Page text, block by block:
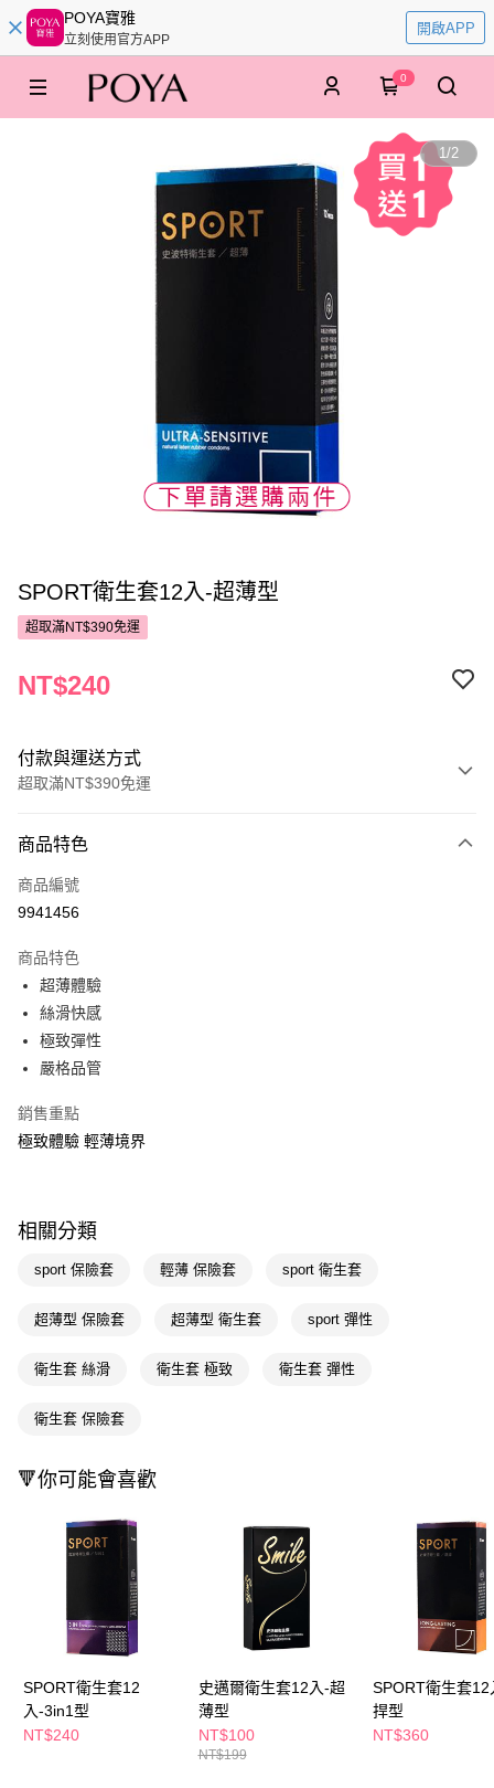
POYA寶雅
立刻使用官方APP
開啟APP
0
1/2
SPORT衛生套12入-超薄型
超取滿NT$390免運
NT$240
付款與運送方式
超取滿NT$390免運
POYA支付
信用卡一次付款
LINE Pay
Apple Pay
街口支付
悠遊付
Google Pay
【關於「AFTEE先享後付」】
便利好安心！
２．便利：只要手機號碼，簡訊認證，即可結帳。
【「AFTEE先享後付」結帳流程】
結帳頁面，進行簡訊認證並確認金額後，即可完成結帳。
ATM／網路銀行／等多元方式進行付款，方視為交易完成。
後付繳納相關費用。
※ 交易是否成功請以「AFTEE先享後付 」之結帳頁面顯示為準，若有關於
是否繳費成功／繳費後需取消欲退款等相關疑問，請聯繫「AFTEE先享後付
https://netprotections.freshdesk.com/support/home
【注意事項】
１．透過由恩沛科技股份有限公司提供之「AFTEE先享後付」服務完成之交
權轉讓予恩沛科技股份有限公司。
２．關於個人資料處理事宜，請瀏覽以下網址：
https://aftee.tw/terms/#terms3
３．未成年的使用者請事先徵得法定代理人或監護人之同意方可使用
每筆NT$65，滿NT$390(含以上)免運費
付款後全家取貨
萊爾富取貨付款
付款後萊爾富取貨
每筆NT$65，滿NT$490(含以上)免運費
7-11取貨付款
每筆NT$65，滿NT$490(含以上)免運費
付款後7-11取貨
每筆NT$65，滿NT$490(含以上)免運費
商品特色
商品編號
9941456
商品特色
超薄體驗
絲滑快感
極致彈性
嚴格品管
銷售重點
極致體驗 輕薄境界
相關分類
sport 保險套 輕薄 保險套 sport 衛生套
超薄型 保險套 超薄型 衛生套 sport 彈性
衛生套 絲滑 衛生套 極致 衛生套 彈性
衛生套 保險套
🔻你可能會喜歡
SPORT衛生套12
入-3in1型
NT$240
史邁爾衛生套12入-超
薄型
NT$100
NT$199
SPORT衛生套12
捍型
NT$360